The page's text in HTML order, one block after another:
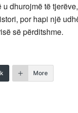
dhurojmë të
por hapi një
së përditshme.
More